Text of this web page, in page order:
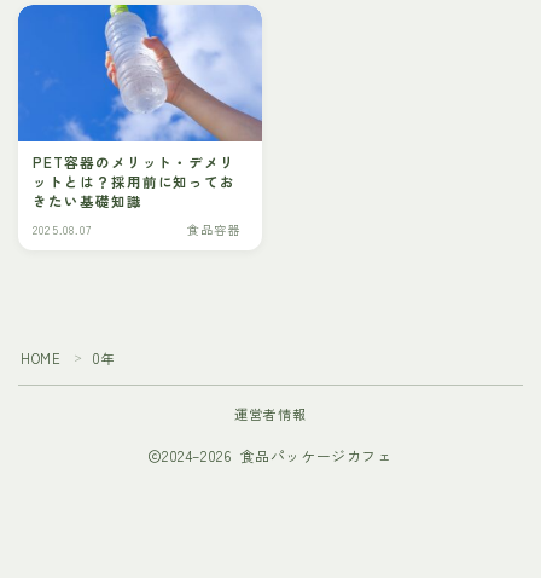
PET容器のメリット・デメリ
ットとは？採用前に知ってお
きたい基礎知識
2025.08.07 食品容器
HOME ＞ 0年
運営者情報
2024–2026 食品パッケージカフェ